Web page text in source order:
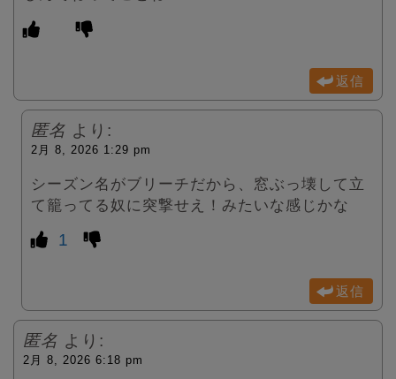
返信
匿名 より:
2月 8, 2026 1:29 pm
シーズン名がブリーチだから、窓ぶっ壊して立
て籠ってる奴に突撃せえ！みたいな感じかな
1
返信
匿名 より:
2月 8, 2026 6:18 pm